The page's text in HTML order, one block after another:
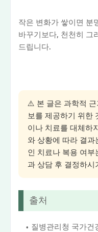
작은 변화가 쌓이면 분
바꾸기보다, 천천히 그
드립니다.
⚠️ 본 글은 과학적 근
보를 제공하기 위한
이나 치료를 대체하
와 상황에 따라 결과
인 치료나 복용 여부
과 상담 후 결정하시
출처
질병관리청 국가건